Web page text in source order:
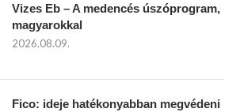
Vizes Eb – A medencés úszóprogram,
magyarokkal
2026.08.09.
Fico: ideje hatékonyabban megvédeni